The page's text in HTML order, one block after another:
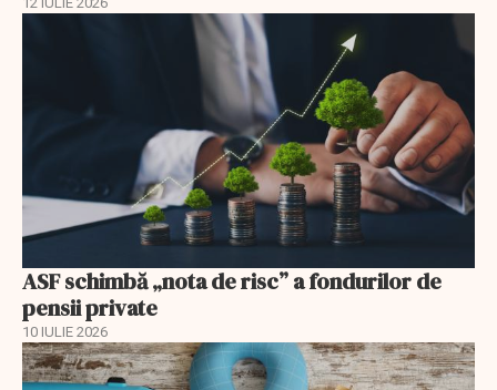
ASF schimbă „nota de risc” a fondurilor de
pensii private
10 IULIE 2026